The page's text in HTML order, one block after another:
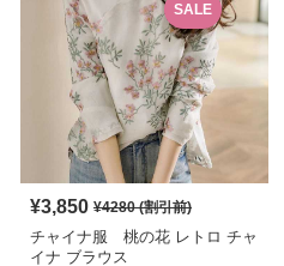
SALE
¥3,850 ¥4280(割引前)
チャイナ服 桃の花 レトロ チャ
イナ ブラウス